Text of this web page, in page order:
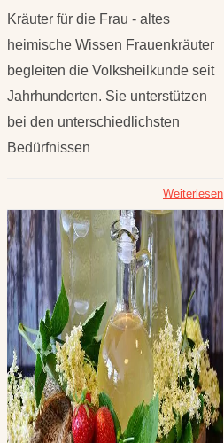
Kräuter für die Frau - altes
heimische Wissen Frauenkräuter
begleiten die Volksheilkunde seit
Jahrhunderten. Sie unterstützen
bei den unterschiedlichsten
Bedürfnissen
Weiterlesen